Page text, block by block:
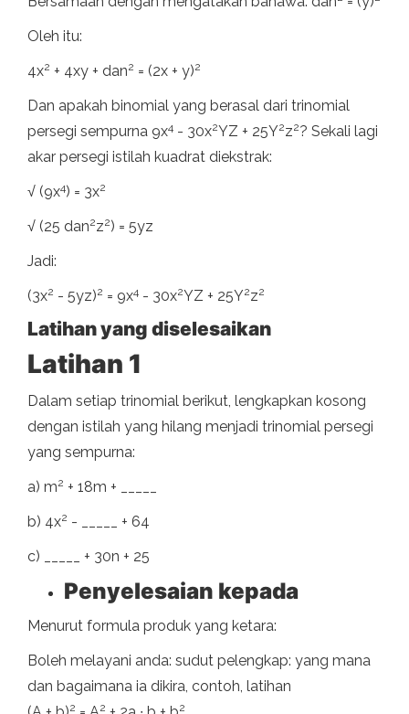
Oleh itu:
4x2 + 4xy + dan2 = (2x + y)2
Dan apakah binomial yang berasal dari trinomial
persegi sempurna 9x4 - 30x2YZ + 25Y2z2? Sekali lagi
akar persegi istilah kuadrat diekstrak:
√ (9x4) = 3x2
√ (25 dan2z2) = 5yz
Jadi:
(3x2 - 5yz)2 = 9x4 - 30x2YZ + 25Y2z2
Latihan yang diselesaikan
Latihan 1
Dalam setiap trinomial berikut, lengkapkan kosong
dengan istilah yang hilang menjadi trinomial persegi
yang sempurna:
a) m2 + 18m + _____
b) 4x2 - _____ + 64
c) _____ + 30n + 25
Penyelesaian kepada
Menurut formula produk yang ketara:
Boleh melayani anda: sudut pelengkap: yang mana
dan bagaimana ia dikira, contoh, latihan
2 2 2